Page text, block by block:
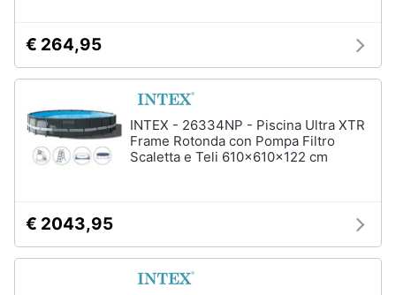
Orologi
parete
da
parati
Tende
€ 264,95
INTEX - 26334NP - Piscina Ultra XTR
Frame Rotonda con Pompa Filtro
Scaletta e Teli 610x610x122 cm
€ 2043,95